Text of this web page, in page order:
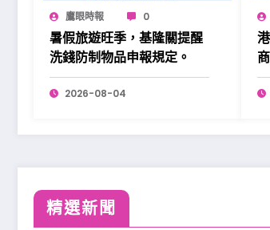
鷹眼時報 0
暑假旅遊旺季，基隆關提醒
洗錢防制物品申報規定。
2026-08-04
精選新聞